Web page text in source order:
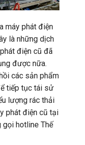
máy phát điện
là những dịch
điện cũ đã
được nữa.
các sản phẩm
tiếp tục tái sử
lượng rác thải
phát điện cũ tại
gọi hotline Thế